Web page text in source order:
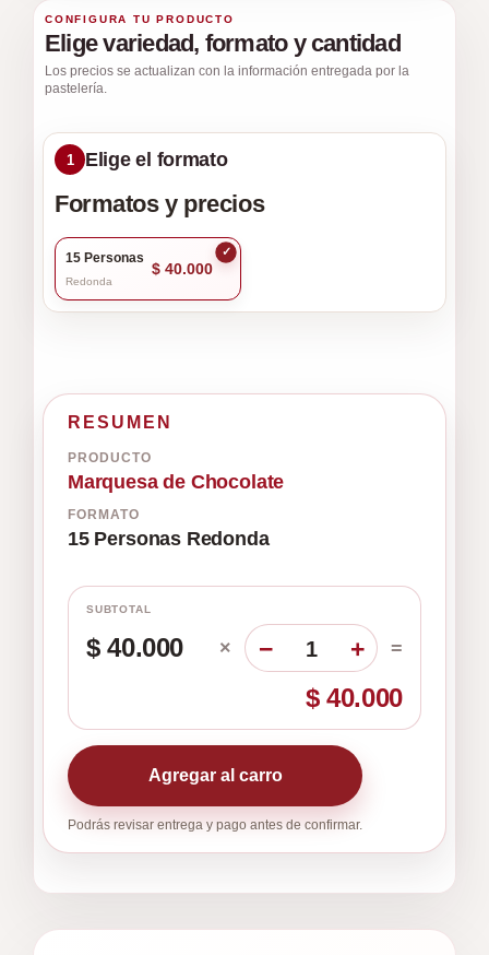
CONFIGURA TU PRODUCTO
Elige variedad, formato y cantidad
Los precios se actualizan con la información entregada por la
pastelería.
1 Elige el formato
Formatos y precios
✓
15 Personas
Redonda
$ 40.000
RESUMEN
PRODUCTO
Marquesa de Chocolate
FORMATO
15 Personas Redonda
SUBTOTAL
$ 40.000 × − 1 + =
$ 40.000
Agregar al carro
Podrás revisar entrega y pago antes de confirmar.